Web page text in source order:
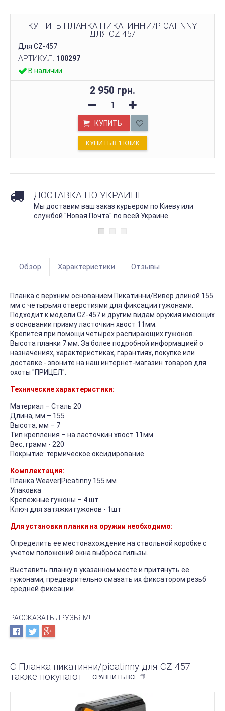
КУПИТЬ ПЛАНКА ПИКАТИННИ/PICATINNY
ДЛЯ CZ-457
Для CZ-457
АРТИКУЛ: 100297
В наличии
2 950 грн.
КУПИТЬ
КУПИТЬ В 1 КЛИК
ДОСТАВКА ПО УКРАИНЕ
Мы доставим ваш заказ курьером по Киеву или
службой "Новая Почта" по всей Украине.
Обзор Характеристики Отзывы
Планка с верхним основанием Пикатинни/Вивер длиной 155
мм с четырьмя отверстиями для фиксации гужонами.
Подходит к модели CZ-457 и другим видам оружия имеющих
в основании призму ласточкин хвост 11мм.
Крепится при помощи четырех распирающих гужонов.
Высота планки 7 мм. За более подробной информацией о
назначениях, характеристиках, гарантиях, покупке или
доставке - звоните на наш интернет-магазин товаров для
охоты "ПРИЦЕЛ".
Технические характеристики:
Материал – Сталь 20
Длина, мм – 155
Высота, мм – 7
Тип крепления – на ласточкин хвост 11мм
Вес, грамм - 220
Покрытие: термическое оксидирование
Комплектация:
Планка Weaver|Picatinny 155 мм
Упаковка
Крепежные гужоны – 4 шт
Ключ для затяжки гужонов - 1шт
Для установки планки на оружии необходимо:
Определить ее местонахождение на ствольной коробке с
учетом положений окна выброса гильзы.
Выставить планку в указанном месте и притянуть ее
гужонами, предварительно смазать их фиксатором резьб
средней фиксации.
РАССКАЗАТЬ ДРУЗЬЯМ!
С Планка пикатинни/picatinny для CZ-457
также покупают
СРАВНИТЬ ВСЕ